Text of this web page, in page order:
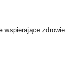
wspierające zdrowie